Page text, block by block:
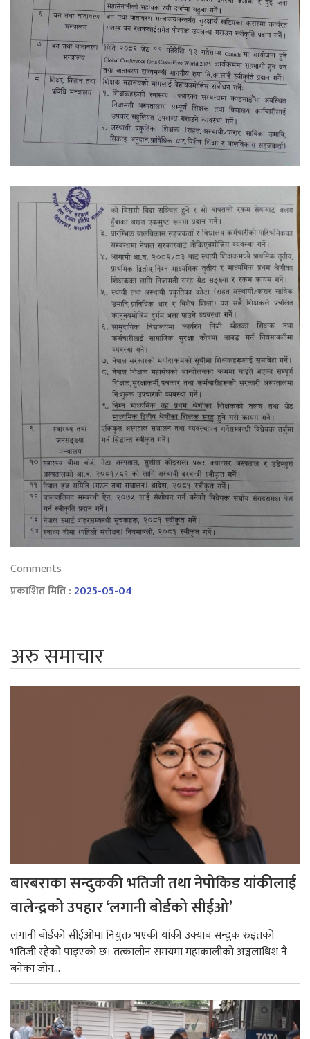
Comments
प्रकाशित मिति :2025-05-04
अरु समाचार
बारबराका सन्दुककी भतिजी तथा नेपोकिड यांकीलाई
वालेन्द्रको उपहार ‘लगानी बोर्डको सीईओ’
लगानी बोर्डको सीईओमा नियुक्त भएकी यांकी उक्याब सन्दुक रुइतको
भतिजी रहेको पाइएको छ। तत्कालीन समयमा महाकालीको अञ्चलाधिश नै
बनेका जोन...